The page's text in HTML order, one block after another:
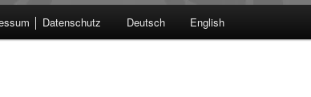
│ Datenschutz Deutsch English